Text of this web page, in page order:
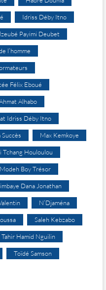
Idriss Déby Itno
Payimi Deubet
l’homme
Félix Eboué
Alhabo
Idriss Déby Itno
Succès Max Kemkoye
Tchang Houloulou
Modeh Boy Trésor
Dana Jonathan
N’Djaména
Saleh Kebzabo
Tahir Hamid Nguilin
Toïdé Samson